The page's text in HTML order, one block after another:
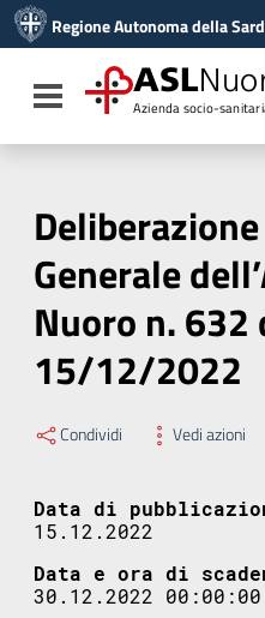
Vai al menu di navigazione
Vai al footer
Regione Autonoma della
Toggle navigation
ASL
Azienda socio-
Generale
Nuoro n. 632
15/12/2022
Condividi Vedi azioni
Data di
15.12.2022
Data e ora di
30.12.2022 00:00:00